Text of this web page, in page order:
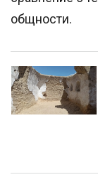
общности.